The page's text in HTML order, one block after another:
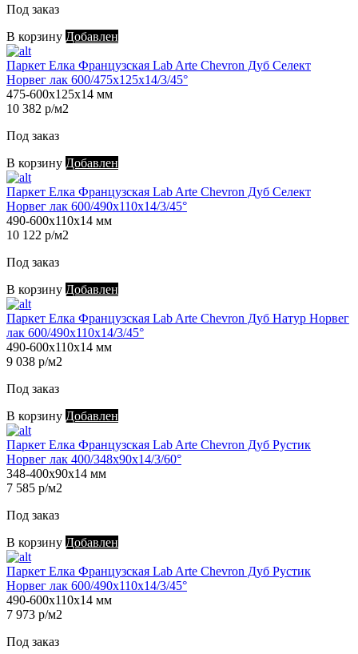
Под заказ
В корзину Добавлен
Паркет Елка Французская Lab Arte Chevron Дуб Селект
Норвег лак 600/475х125х14/3/45°
475-600х125х14 мм
10 382 р/м2
Под заказ
В корзину Добавлен
Паркет Елка Французская Lab Arte Chevron Дуб Селект
Норвег лак 600/490х110х14/3/45°
490-600х110х14 мм
10 122 р/м2
Под заказ
В корзину Добавлен
Паркет Елка Французская Lab Arte Chevron Дуб Натур Норвег
лак 600/490х110х14/3/45°
490-600х110х14 мм
9 038 р/м2
Под заказ
В корзину Добавлен
Паркет Елка Французская Lab Arte Chevron Дуб Рустик
Норвег лак 400/348х90х14/3/60°
348-400х90х14 мм
7 585 р/м2
Под заказ
В корзину Добавлен
Паркет Елка Французская Lab Arte Chevron Дуб Рустик
Норвег лак 600/490х110х14/3/45°
490-600х110х14 мм
7 973 р/м2
Под заказ